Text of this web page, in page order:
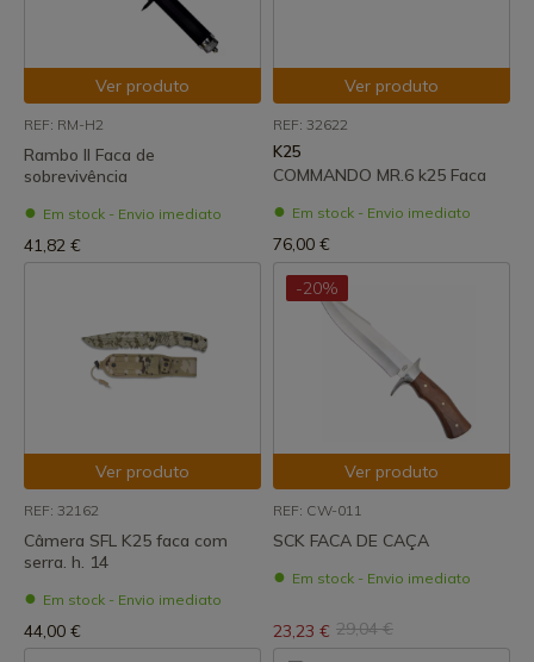
Ver produto
REF: RM-H2
Rambo II Faca de
sobrevivência
Em stock - Envio imediato
41,82 €
Ver produto
REF: 32622
K25
COMMANDO MR.6 k25 Faca
Em stock - Envio imediato
76,00 €
Ver produto
REF: 32162
Câmera SFL K25 faca com
serra. h. 14
Em stock - Envio imediato
44,00 €
-20%
Ver produto
REF: CW-011
SCK FACA DE CAÇA
Em stock - Envio imediato
23,23 € 29,04 €